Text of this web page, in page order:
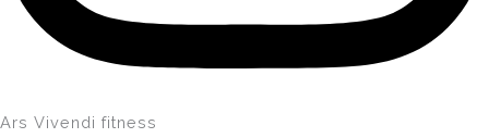
Ars Vivendi fitness